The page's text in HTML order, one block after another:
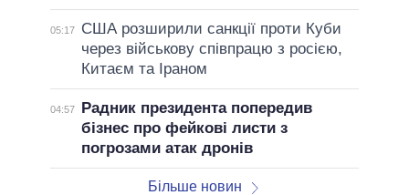
05:17
США розширили санкції проти Куби
через військову співпрацю з росією,
Китаєм та Іраном
04:57
Радник президента попередив
бізнес про фейкові листи з
погрозами атак дронів
Більше новин